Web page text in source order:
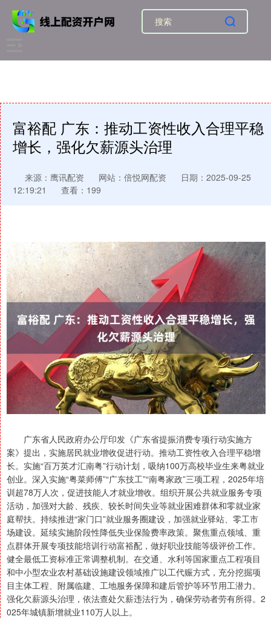
富裕配 广东：推动工资性收入合理平稳
增长，强化欠薪源头治理
来源：鹰讯配资 网站：倍悦网配资
日期：2025-09-25
12:19:21
查看：199
广东省人民政府办公厅印发《广东省提振消费专项行动实施方
案》提出，实施居民就业增收促进行动。推动工资性收入合理平稳增
长。实施“百万英才汇南粤”行动计划，吸纳100万高校毕业生来粤就业
创业。深入实施“粤菜师傅”“广东技工”“南粤家政”三项工程，2025年培
训超78万人次，促进技能人才就业增收。组织开展公共就业服务专项
活动，加强对大龄、残疾、较长时间失业等就业困难群体和零就业家
庭帮扶。持续推进“家门口”就业服务圈建设，加强就业驿站、零工市
场建设。延续实施阶段性降低失业保险费率政策。聚焦重点领域、重
点群体开展专项技能培训行动富裕配，做好职业技能等级评价工作。
健全最低工资标准正常调整机制。在交通、水利等国家重点工程项目
和中小型农业农村基础设施建设领域推广以工代赈方式，充分挖掘项
目主体工程、附属临建、工地服务保障和建后管护等环节用工潜力。
强化欠薪源头治理，依法查处欠薪违法行为，确保劳动者劳有所得。2
025年城镇新增就业110万人以上。